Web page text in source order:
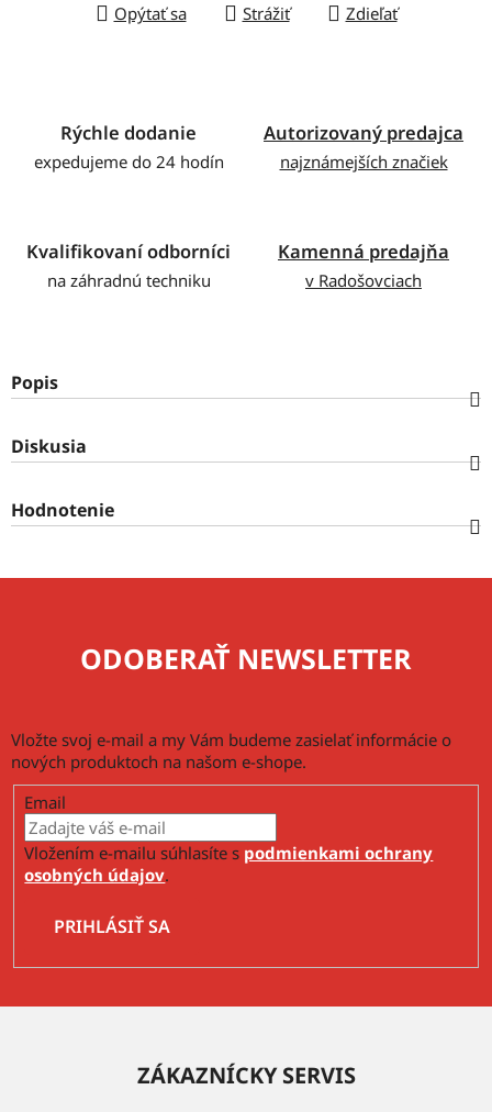
Opýtať sa Strážiť Zdieľať
Rýchle dodanie
expedujeme do 24 hodín
Autorizovaný predajca
najznámejších značiek
Kvalifikovaní odborníci
na záhradnú techniku
Kamenná predajňa
v Radošovciach
Popis
Diskusia
Hodnotenie
ODOBERAŤ NEWSLETTER
Vložte svoj e-mail a my Vám budeme zasielať informácie o
nových produktoch na našom e-shope.
Email
Vložením e-mailu súhlasíte s podmienkami ochrany
osobných údajov.
PRIHLÁSIŤ SA
ZÁKAZNÍCKY SERVIS